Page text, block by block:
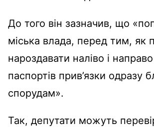
До того він зазначив, що
міська влада, перед тим, як
нароздавати наліво і
паспортів прив’язки одразу
спорудам».
Так, депутати можуть